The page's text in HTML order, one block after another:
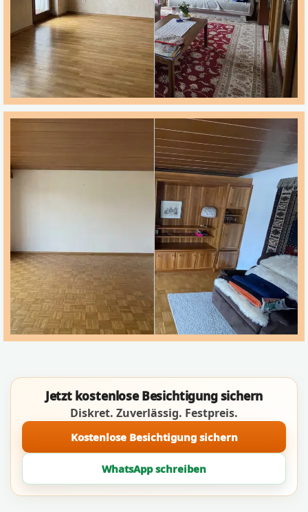
Jetzt kostenlose Besichtigung sichern
Diskret. Zuverlässig. Festpreis.
Kostenlose Besichtigung sichern
WhatsApp schreiben